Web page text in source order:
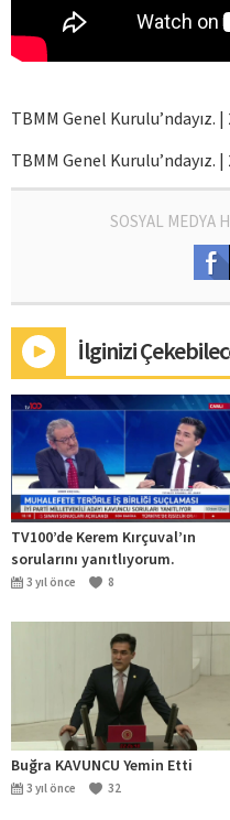
TBMM Genel Kurulu’ndayız.
TBMM Genel Kurulu’ndayız.
SOSYAL MEDYA
İlginizi
TV100’de Kerem Kırçuval’ın
sorularını yanıtlıyorum.
3 yıl önce 8
Buğra KAVUNCU Yemin Etti
3 yıl önce 32